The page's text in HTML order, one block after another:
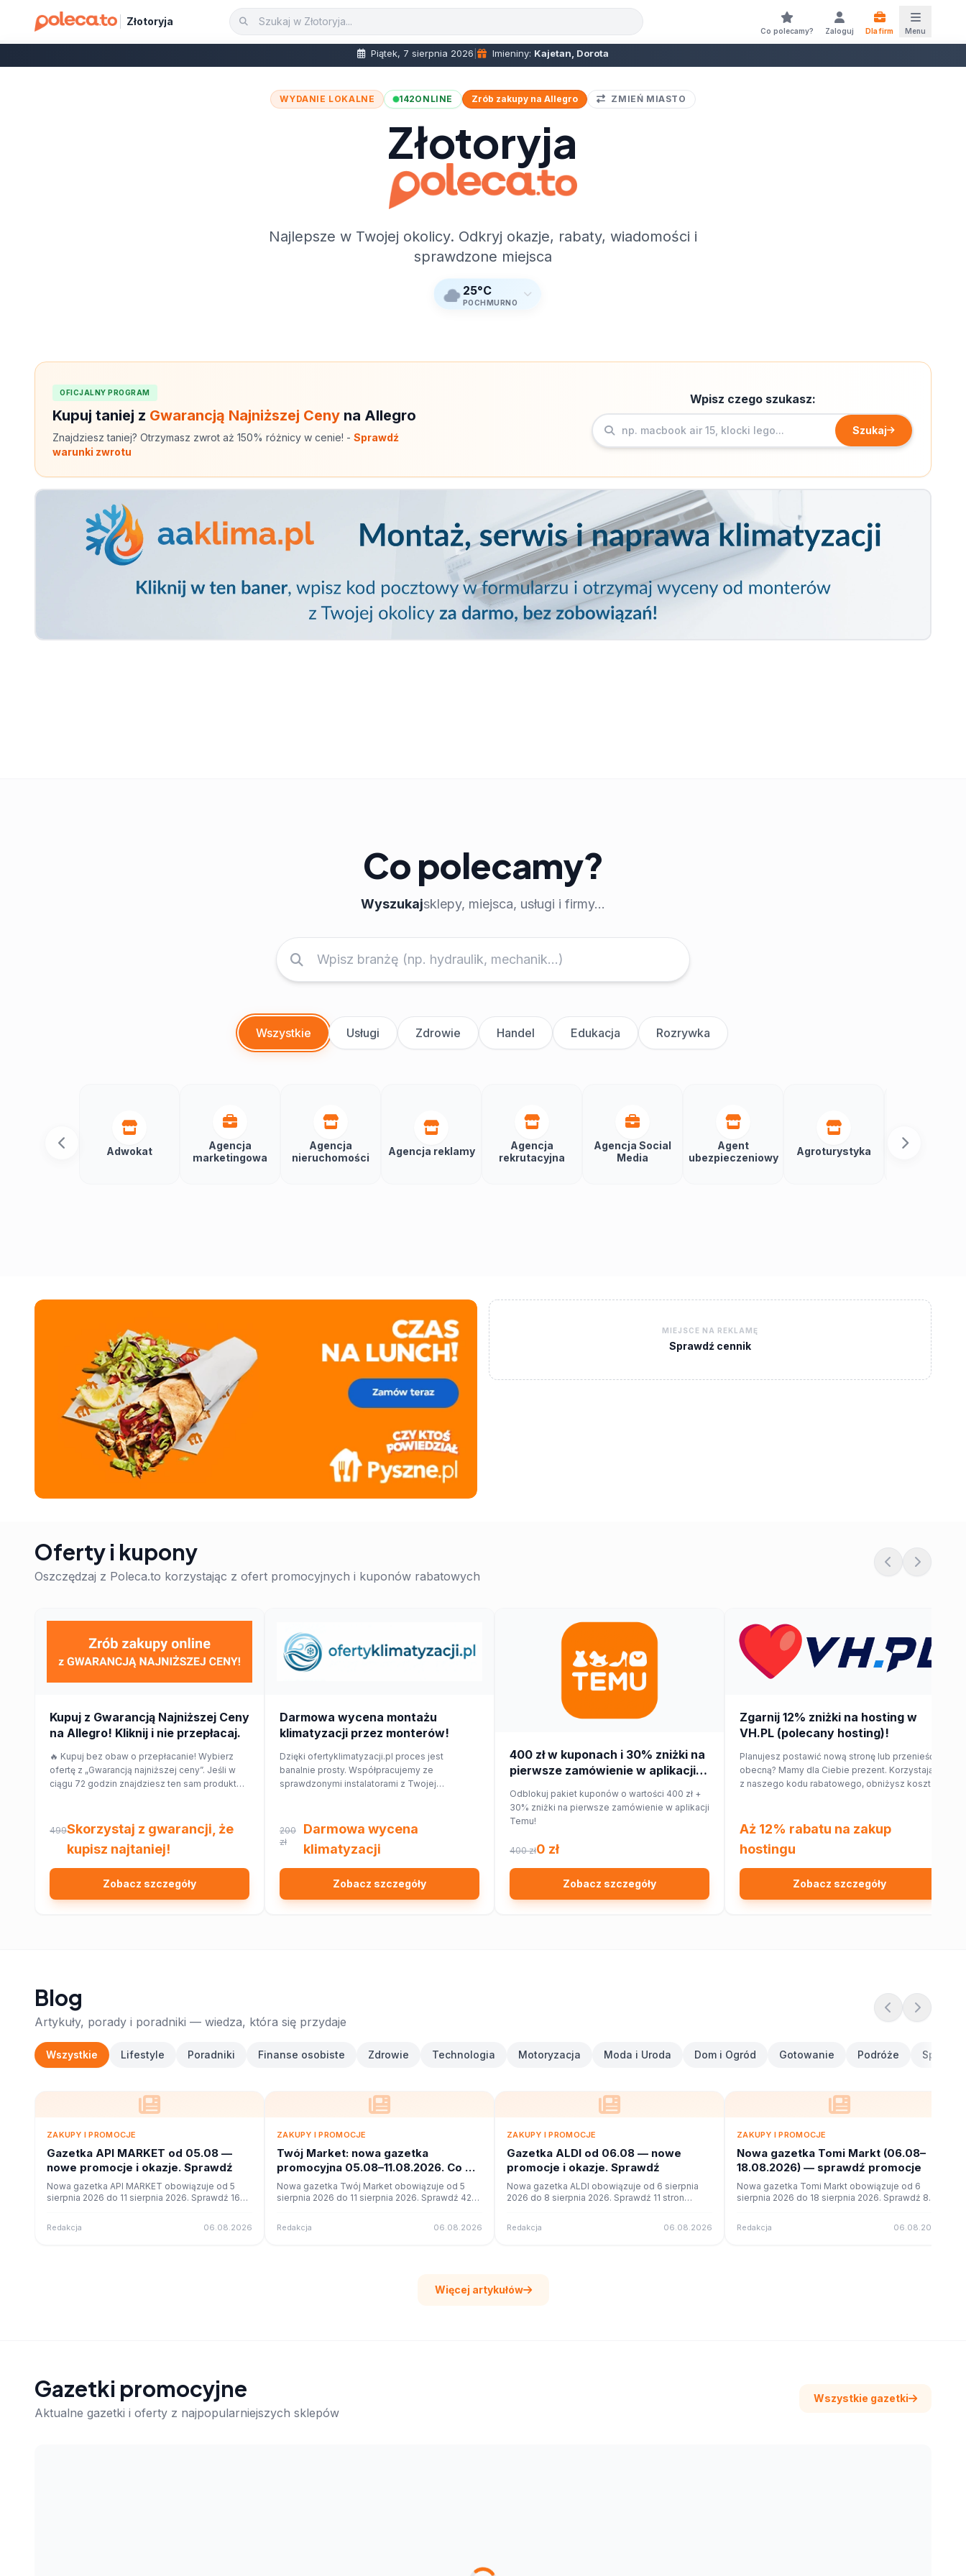
Złotoryja
Co polecamy? Zaloguj Dla firm Menu
Piątek, 7 sierpnia 2026 Imieniny: Kajetan, Dorota
WYDANIE LOKALNE 142ONLINE Zrób zakupy na Allegro ZMIEŃ MIASTO
Złotoryja
Najlepsze w Twojej okolicy. Odkryj okazje, rabaty, wiadomości i
sprawdzone miejsca
25°C
POCHMURNO
OFICJALNY PROGRAM
Kupuj taniej z Gwarancją Najniższej Ceny na Allegro
Znajdziesz taniej? Otrzymasz zwrot aż 150% różnicy w cenie! - Sprawdź
warunki zwrotu
Wpisz czego szukasz:
Szukaj
Co polecamy?
Wyszukajsklepy, miejsca, usługi i firmy...
Wszystkie Usługi Zdrowie Handel Edukacja Rozrywka
Adwokat
Agencja
marketingowa
Agencja
nieruchomości
Agencja reklamy
Agencja
rekrutacyjna
Agencja Social
Media
Agent
ubezpieczeniowy
Agroturystyka
MIEJSCE NA REKLAMĘ
Sprawdź cennik
Oferty i kupony
Oszczędzaj z Poleca.to korzystając z ofert promocyjnych i kuponów rabatowych
Kupuj z Gwarancją Najniższej Ceny
na Allegro! Kliknij i nie przepłacaj.
🔥 Kupuj bez obaw o przepłacanie! Wybierz
ofertę z „Gwarancją najniższej ceny”. Jeśli w
ciągu 72 godzin znajdziesz ten sam produkt
499Skorzystaj z gwarancji, że
kupisz najtaniej!
Zobacz szczegóły
Darmowa wycena montażu
klimatyzacji przez monterów!
Dzięki ofertyklimatyzacji.pl proces jest
banalnie prosty. Współpracujemy ze
sprawdzonymi instalatorami z Twojej
domu lub mieszkania.
200
zł
Darmowa wycena
klimatyzacji
Zobacz szczegóły
400 zł w kuponach i 30% zniżki na
pierwsze zamówienie w aplikacji
Odblokuj pakiet kuponów o wartości 400 zł +
30% zniżki na pierwsze zamówienie w aplikacji
Temu!
400 zł0 zł
Zobacz szczegóły
Zgarnij 12% zniżki na hosting w
VH.PL (polecany hosting)!
Planujesz postawić nową stronę lub przenieść
obecną? Mamy dla Ciebie prezent. Korzystając
z naszego kodu rabatowego, obniżysz koszt
Aż 12% rabatu na zakup
hostingu
Zobacz szczegóły
Blog
Artykuły, porady i poradniki — wiedza, która się przydaje
Wszystkie Lifestyle Poradniki Finanse osobiste Zdrowie Technologia Motoryzacja Moda i Uroda Dom i Ogród Gotowanie Podróże Sport i
ZAKUPY I PROMOCJE
Gazetka API MARKET od 05.08 —
nowe promocje i okazje. Sprawdź
Nowa gazetka API MARKET obowiązuje od 5
sierpnia 2026 do 11 sierpnia 2026. Sprawdź 16
Redakcja 06.08.2026
ZAKUPY I PROMOCJE
Twój Market: nowa gazetka
promocyjna 05.08–11.08.2026. Co w
ofercie?
Nowa gazetka Twój Market obowiązuje od 5
sierpnia 2026 do 11 sierpnia 2026. Sprawdź 42
Redakcja 06.08.2026
ZAKUPY I PROMOCJE
Gazetka ALDI od 06.08 — nowe
promocje i okazje. Sprawdź
Nowa gazetka ALDI obowiązuje od 6 sierpnia
2026 do 8 sierpnia 2026. Sprawdź 11 stron
Redakcja 06.08.2026
ZAKUPY I PROMOCJE
Nowa gazetka Tomi Markt (06.08–
18.08.2026) — sprawdź promocje
Nowa gazetka Tomi Markt obowiązuje od 6
sierpnia 2026 do 18 sierpnia 2026. Sprawdź 8
Redakcja 06.08.2026
Więcej artykułów
Gazetki promocyjne
Aktualne gazetki i oferty z najpopularniejszych sklepów
Wszystkie gazetki